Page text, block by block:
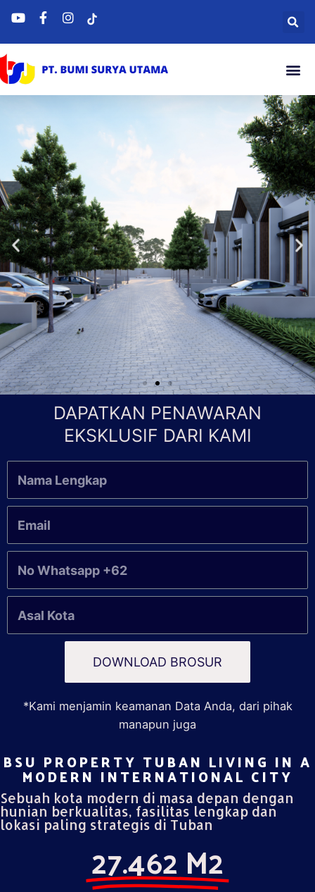
DAPATKAN PENAWARAN
EKSKLUSIF DARI KAMI
DOWNLOAD BROSUR
*Kami menjamin keamanan Data Anda, dari pihak
manapun juga
BSU PROPERTY TUBAN LIVING IN A
MODERN INTERNATIONAL CITY​
Sebuah kota modern di masa depan dengan
hunian berkualitas, fasilitas lengkap dan
lokasi paling strategis di Tuban
27.462 M2